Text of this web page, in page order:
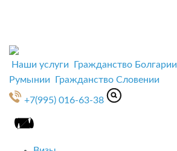
Наши услуги Гражданство Болгарии
Румынии
Гражданство Словении
+7(995) 016-63-38